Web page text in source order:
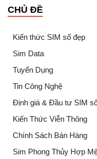
CHỦ ĐỀ
Kiến thức SIM số đẹp
Sim Data
Tuyển Dụng
Tin Công Nghệ
Định giá & Đầu tư SIM
Kiến Thức Viễn Thông
Chính Sách Bán Hàng
Sim Phong Thủy Hợp